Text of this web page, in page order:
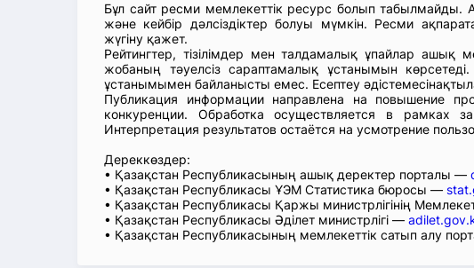
Бұл сайт ресми мемлекеттік ресурс болып табылмайды.
және кейбір дәлсіздіктер болуы мүмкін. Ресми
жүгіну қажет.
Рейтингтер, тізілімдер мен талдамалық ұпайлар ашық
жобаның тәуелсіз сараптамалық ұстанымын
ұстанымымен байланысты емес. Есептеу
Публикация информации направлена на повышение
конкуренции. Обработка осуществляется в рамках
Интерпретация результатов остаётся на усмотрение
Дереккөздер:
• Қазақстан Республикасының ашық деректер порталы —
• Қазақстан Республикасы ҰЭМ Статистика бюросы —
• Қазақстан Республикасы Қаржы министрлігінің
• Қазақстан Республикасы Әділет министрлігі —
• Қазақстан Республикасының мемлекеттік сатып алу